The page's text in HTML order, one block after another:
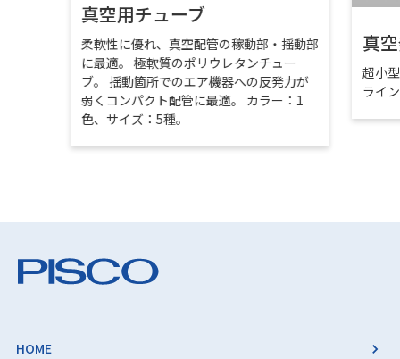
真空用チューブ
柔軟性に優れ、真空配管の稼動部・揺動部
に最適。 極軟質のポリウレタンチュー
ブ。 揺動箇所でのエア機器への反発力が
弱くコンパクト配管に最適。 カラー：1
色、サイズ：5種。
真
超小
ライ
HOME